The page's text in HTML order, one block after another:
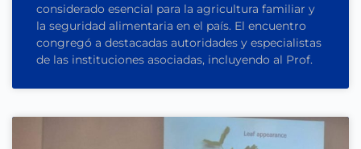
considerado esencial para la agricultura familiar y
la seguridad alimentaria en el país. El encuentro
congregó a destacadas autoridades y especialistas
de las instituciones asociadas, incluyendo al Prof.